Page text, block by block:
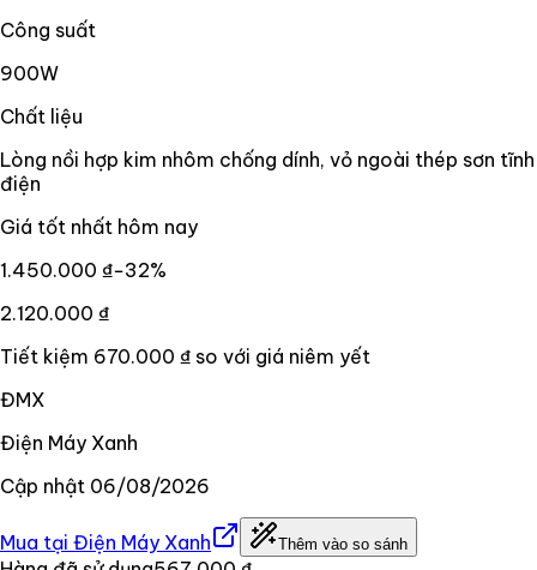
Công suất
900W
Chất liệu
Lòng nồi hợp kim nhôm chống dính, vỏ ngoài thép sơn tĩnh
điện
Giá tốt nhất hôm nay
1.450.000 ₫−32%
2.120.000 ₫
Tiết kiệm 670.000 ₫ so với giá niêm yết
ĐMX
Điện Máy Xanh
Cập nhật 06/08/2026
Mua tại Điện Máy Xanh Thêm vào so sánh